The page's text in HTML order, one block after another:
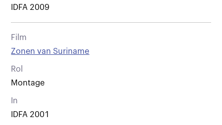
IDFA 2009
Film
Zonen van Suriname
Rol
Montage
In
IDFA 2001